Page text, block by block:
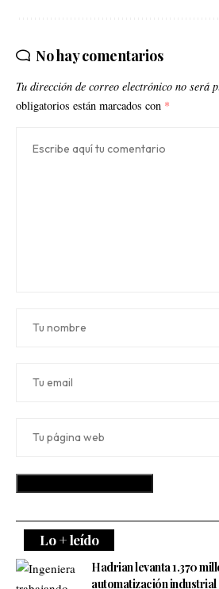
No hay comentarios
Tu dirección de correo electrónico no será
obligatorios están marcados con *
Lo + leído
Hadrian levanta 1.370
automatización